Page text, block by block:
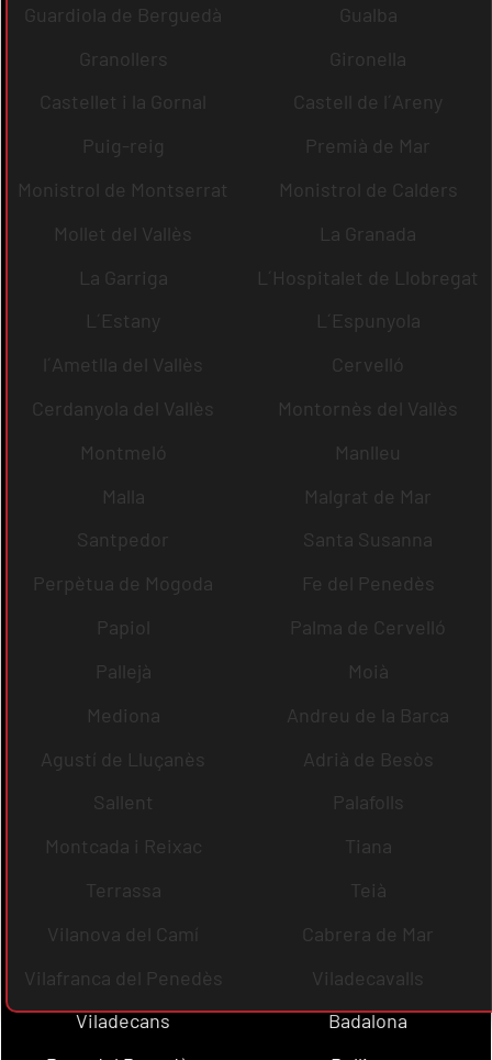
Guardiola de Berguedà
Gualba
Granollers
Gironella
Castellet i la Gornal
Castell de l´Areny
Puig-reig
Premià de Mar
Monistrol de Montserrat
Monistrol de Calders
Mollet del Vallès
La Granada
La Garriga
L´Hospitalet de Llobregat
L´Estany
L´Espunyola
l´Ametlla del Vallès
Cervelló
Cerdanyola del Vallès
Montornès del Vallès
Montmeló
Manlleu
Malla
Malgrat de Mar
Santpedor
Santa Susanna
Perpètua de Mogoda
Fe del Penedès
Papiol
Palma de Cervelló
Pallejà
Moià
Mediona
Andreu de la Barca
Agustí de Lluçanès
Adrià de Besòs
Sallent
Palafolls
Montcada i Reixac
Tiana
Terrassa
Teià
Vilanova del Camí
Cabrera de Mar
Vilafranca del Penedès
Viladecavalls
Viladecans
Badalona